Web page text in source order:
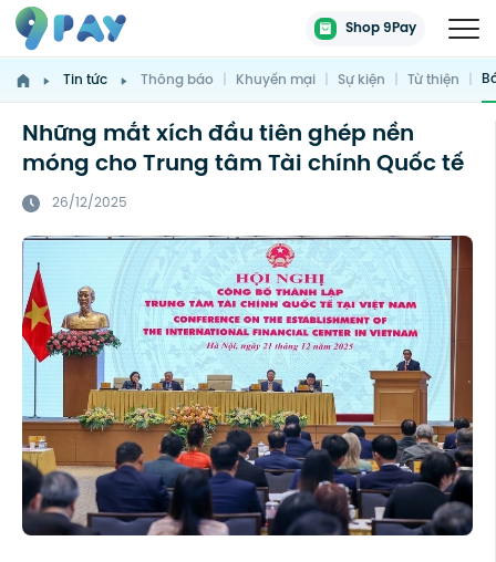
Shop 9Pay
Tin tức Thông báo | Khuyến mại | Sự kiện | Từ thiện |
Những mắt xích đầu tiên ghép nền
móng cho Trung tâm Tài chính Quốc tế
26/12/2025